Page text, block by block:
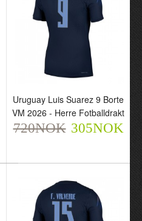
Uruguay Luis Suarez 9
Borte VM 2026 - Herre
720NOK 305NOK
Uruguay Luis Suarez 9 Borte
VM 2026 - Herre Fotballdrakt
720NOK 305NOK